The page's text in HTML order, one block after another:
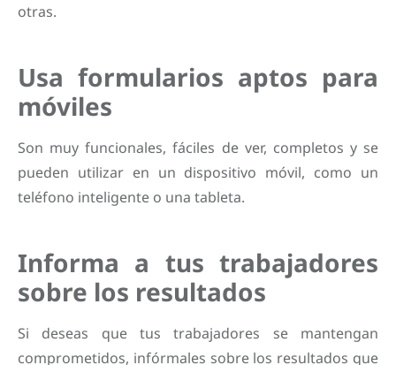
otras.
Usa formularios aptos para
móviles
Son muy funcionales, fáciles de ver, completos y se
pueden utilizar en un dispositivo móvil, como un
teléfono inteligente o una tableta.
Informa a tus trabajadores
sobre los resultados
Si deseas que tus trabajadores se mantengan
comprometidos, infórmales sobre los resultados que